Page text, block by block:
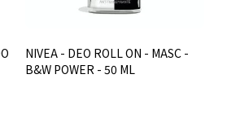
NIVEA - DEO ROLL ON - MASC -
B&W POWER - 50 ML